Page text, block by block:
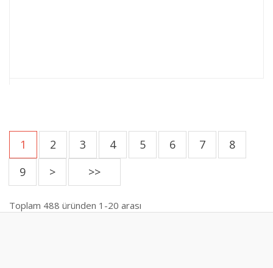
1 2 3 4 5 6 7
8
9
> >>
Toplam 488 üründen 1-20 arası